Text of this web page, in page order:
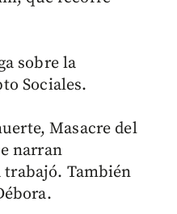
sobre la
Sociales.
Masacre del
narran
También